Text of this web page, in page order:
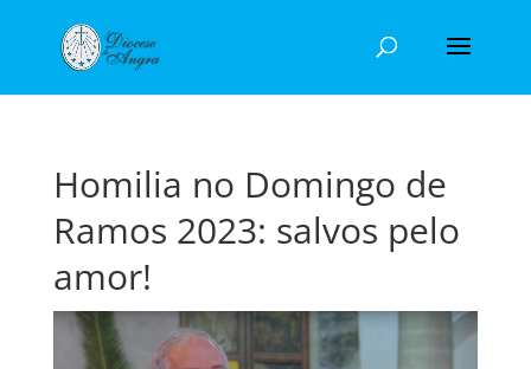
Homilia no Domingo de
Ramos 2023: salvos pelo
amor!